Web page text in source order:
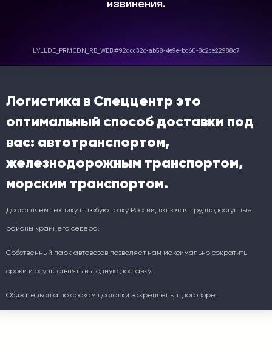
Логистика в Спеццентр это
оптимальный способ доставки под
вас: автотранспортом,
железнодорожным транспортом,
морским транспортом.
Доставляем технику в любую точку России, включая труднодоступные
районы крайнего севера.
Собственный парк автовозов позволяет нам максимально сократить
сроки и осуществлять выгодную доставку.
Обязательства по срокам доставки закреплены в договоре.